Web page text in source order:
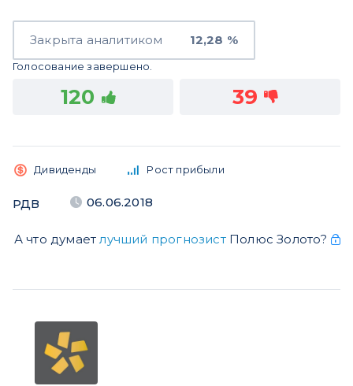
Закрыта аналитиком 12,28 %
Голосование завершено.
120 39
Дивиденды Рост прибыли
РДВ 06.06.2018
А что думает лучший прогнозистПолюс Золото?